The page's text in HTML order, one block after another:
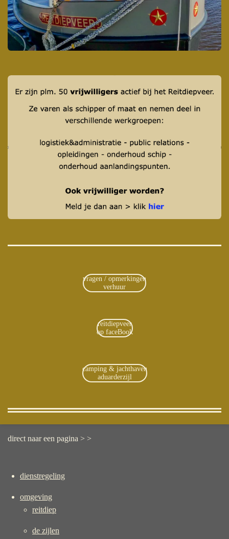
vragen / opmerkingen
verhuur
reitdiepveer
op faceBook
camping & jachthaven
aduarderzijl
direct naar een pagina > >
dienstregeling
omgeving
reitdiep
de zijlen